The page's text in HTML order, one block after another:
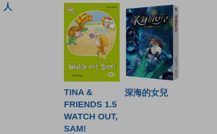
人
TINA &
FRIENDS 1.5
WATCH OUT,
SAM!
深海的女兒